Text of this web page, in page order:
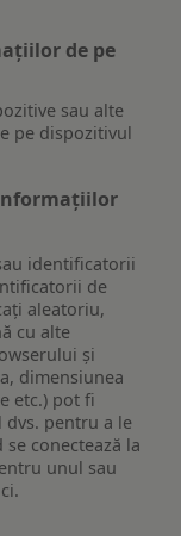
de pe
sau alte
pe dispozitivul
identificatorii
de
aleatoriu,
cu alte
și
dimensiunea
etc.) pot fi
dvs. pentru a le
conectează la
unul sau